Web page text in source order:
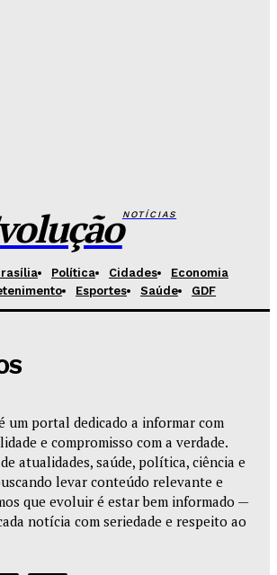
NOTÍCIAS
Política Cidades
Economia
Esportes Saúde GDF
um portal dedicado a informar com
e compromisso com a verdade.
atualidades, saúde, política, ciência e
levar conteúdo relevante e
que evoluir é estar bem informado —
notícia com seriedade e respeito ao